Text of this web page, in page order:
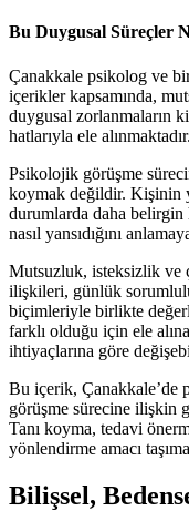
Bu Duygusal Süreçler
Çanakkale psikolog ve
içerikler kapsamında,
duygusal zorlanmaların
hatlarıyla ele alınmaktadır.
Psikolojik görüşme
koymak değildir. Kişinin
durumlarda daha belirgin
nasıl yansıdığını
Mutsuzluk, isteksizlik ve
ilişkileri, günlük
biçimleriyle birlikte
farklı olduğu için ele
ihtiyaçlarına göre
Bu içerik, Çanakkale’de
görüşme sürecine ilişkin
Tanı koyma, tedavi
yönlendirme amacı
Bilişsel,